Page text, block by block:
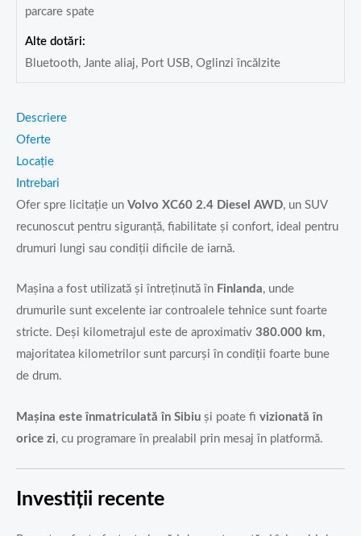
parcare spate
Alte dotări:
Bluetooth, Jante aliaj, Port USB, Oglinzi încălzite
Descriere
Oferte
Locație
Intrebari
Ofer spre licitație un Volvo XC60 2.4 Diesel AWD, un SUV
recunoscut pentru siguranță, fiabilitate și confort, ideal pentru
drumuri lungi sau condiții dificile de iarnă.
Mașina a fost utilizată și întreținută în Finlanda, unde
drumurile sunt excelente iar controalele tehnice sunt foarte
stricte. Deși kilometrajul este de aproximativ 380.000 km,
majoritatea kilometrilor sunt parcurși în condiții foarte bune
de drum.
Mașina este înmatriculată în Sibiu și poate fi vizionată în
orice zi, cu programare în prealabil prin mesaj în platformă.
Investiții recente